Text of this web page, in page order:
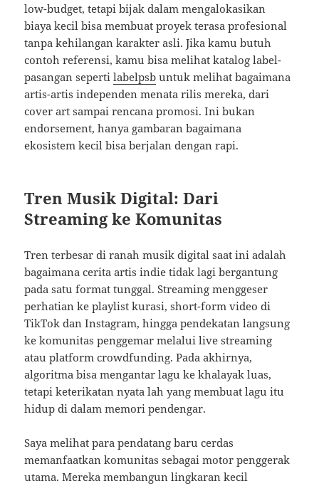
low-budget, tetapi bijak dalam mengalokasikan
biaya kecil bisa membuat proyek terasa profesional
tanpa kehilangan karakter asli. Jika kamu butuh
contoh referensi, kamu bisa melihat katalog label-
pasangan sepertilabelpsb untuk melihat bagaimana
artis-artis independen menata rilis mereka, dari
cover art sampai rencana promosi. Ini bukan
endorsement, hanya gambaran bagaimana
ekosistem kecil bisa berjalan dengan rapi.
Tren Musik Digital: Dari
Streaming ke Komunitas
Tren terbesar di ranah musik digital saat ini adalah
bagaimana cerita artis indie tidak lagi bergantung
pada satu format tunggal. Streaming menggeser
perhatian ke playlist kurasi, short-form video di
TikTok dan Instagram, hingga pendekatan langsung
ke komunitas penggemar melalui live streaming
atau platform crowdfunding. Pada akhirnya,
algoritma bisa mengantar lagu ke khalayak luas,
tetapi keterikatan nyata lah yang membuat lagu itu
hidup di dalam memori pendengar.
Saya melihat para pendatang baru cerdas
memanfaatkan komunitas sebagai motor penggerak
utama. Mereka membangun lingkaran kecil